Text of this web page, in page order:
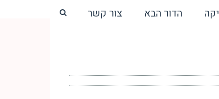
הדור הבא צור קשר